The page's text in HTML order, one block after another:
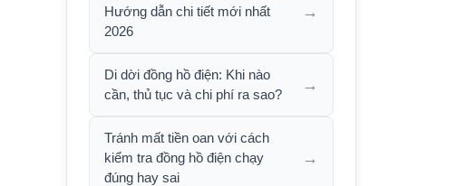
Hướng dẫn chi tiết mới nhất
2026
→
Di dời đồng hồ điện: Khi nào
cần, thủ tục và chi phí ra sao?
→
Tránh mất tiền oan với cách
kiểm tra đồng hồ điện chạy
đúng hay sai
→